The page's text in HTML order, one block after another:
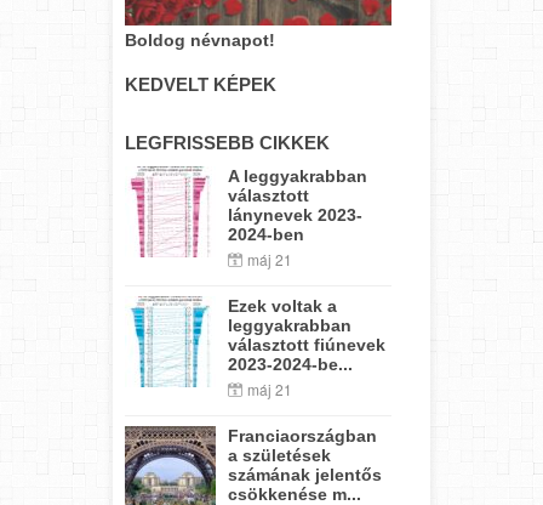
Boldog névnapot!
KEDVELT KÉPEK
LEGFRISSEBB CIKKEK
A leggyakrabban
választott
lánynevek 2023-
2024-ben
máj 21
Ezek voltak a
leggyakrabban
választott fiúnevek
2023-2024-be...
máj 21
Franciaországban
a születések
számának jelentős
csökkenése m...